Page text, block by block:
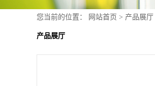
您当前的位置： 网站首页 > 产品展厅
产品展厅